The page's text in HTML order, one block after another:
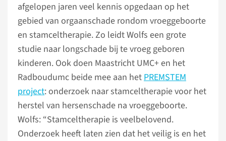
afgelopen jaren veel kennis opgedaan op het
gebied van orgaanschade rondom vroeggeboorte
en stamceltherapie. Zo leidt Wolfs een grote
studie naar longschade bij te vroeg geboren
kinderen. Ook doen Maastricht UMC+ en het
Radboudumc beide mee aan hetPREMSTEM
project: onderzoek naar stamceltherapie voor het
herstel van hersenschade na vroeggeboorte.
Wolfs: “Stamceltherapie is veelbelovend.
Onderzoek heeft laten zien dat het veilig is en het